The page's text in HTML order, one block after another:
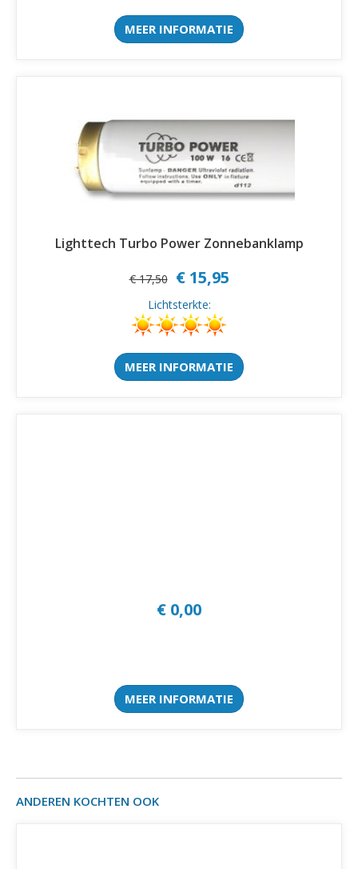
MEER INFORMATIE
Lighttech Turbo Power Zonnebanklamp
€ 17,50 € 15,95
Lichtsterkte:
MEER INFORMATIE
€ 0,00
MEER INFORMATIE
ANDEREN KOCHTEN OOK